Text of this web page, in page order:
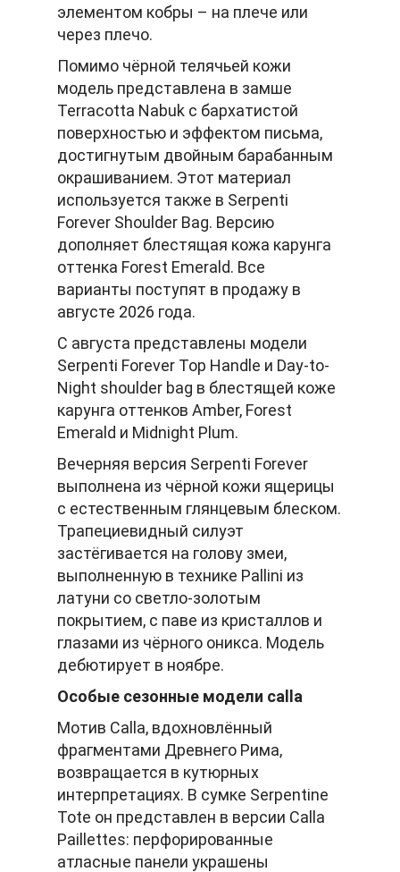
элементом кобры – на плече или
через плечо.
Помимо чёрной телячьей кожи
модель представлена в замше
Terracotta Nabuk с бархатистой
поверхностью и эффектом письма,
достигнутым двойным барабанным
окрашиванием. Этот материал
используется также в Serpenti
Forever Shoulder Bag. Версию
дополняет блестящая кожа карунга
оттенка Forest Emerald. Все
варианты поступят в продажу в
августе 2026 года.
С августа представлены модели
Serpenti Forever Top Handle и Day-to-
Night shoulder bag в блестящей коже
карунга оттенков Amber, Forest
Emerald и Midnight Plum.
Вечерняя версия Serpenti Forever
выполнена из чёрной кожи ящерицы
с естественным глянцевым блеском.
Трапециевидный силуэт
застёгивается на голову змеи,
выполненную в технике Pallini из
латуни со светло-золотым
покрытием, с паве из кристаллов и
глазами из чёрного оникса. Модель
дебютирует в ноябре.
Особые сезонные модели calla
Мотив Calla, вдохновлённый
фрагментами Древнего Рима,
возвращается в кутюрных
интерпретациях. В сумке Serpentine
Tote он представлен в версии Calla
Paillettes: перфорированные
атласные панели украшены